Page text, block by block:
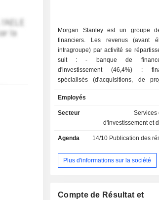
Morgan Stanley est un groupe
financiers. Les revenus (avant
intragroupe) par activité se
suit : - banque de financement et
d'investissement (46,4%) :
spécialisés (d'acquisitions, de
de change et de matières
sur actions, conseil en fusions-
- gestion de patrimoine (44,5%) ; - gestion
895 MdsUSD d'actifs sous gestion à fin
suivante : Amériques (74,9%), Asie
Europe-Moyen-Orient-Afrique (11,8%).
Employés
Secteur
Services
d'investissement et
Agenda 14/10 Publication des résultats
Plus d'informations sur la société
Compte de Résultat et